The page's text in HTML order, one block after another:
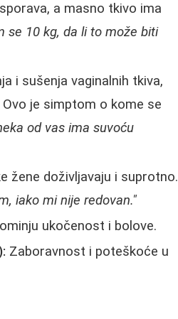
a masno tkivo ima
se 10 kg, da li to može biti
i sušenja vaginalnih tkiva,
je simptom o kome se
od vas ima suvoću
žene doživljavaju i suprotno.
iako mi nije redovan."
ukočenost i bolove.
Zaboravnost i poteškoće u